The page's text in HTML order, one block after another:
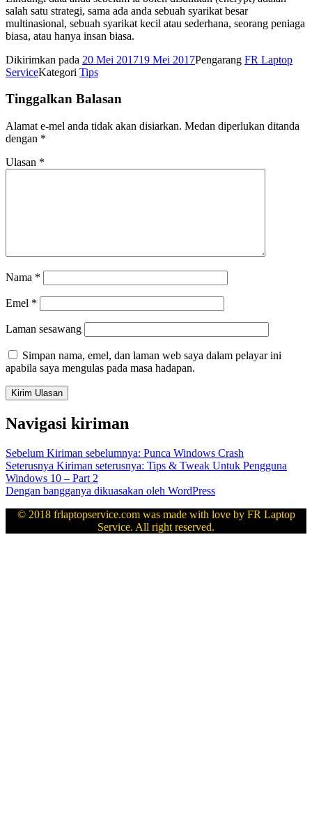
salah satu strategi, sama ada anda sebuah syarikat besar
multinasional, sebuah syarikat kecil atau sederhana, seorang peniaga
biasa, atau hanya insan biasa.
Dikirimkan pada 20 Mei 201719 Mei 2017Pengarang FR Laptop
ServiceKategori Tips
Tinggalkan Balasan
Alamat e-mel anda tidak akan disiarkan. Medan diperlukan ditanda
dengan *
Ulasan *
Nama *
Emel *
Laman sesawang
Simpan nama, emel, dan laman web saya dalam pelayar ini
apabila saya mengulas pada masa hadapan.
Navigasi kiriman
Sebelum Kiriman sebelumnya: Punca Windows Crash
Seterusnya Kiriman seterusnya: Tips & Tweak Untuk Pengguna
Windows 10 – Part 2
Dengan bangganya dikuasakan oleh WordPress
© 2018 frlaptopservice.com was made with love by FR Laptop
Service. All right reserved.